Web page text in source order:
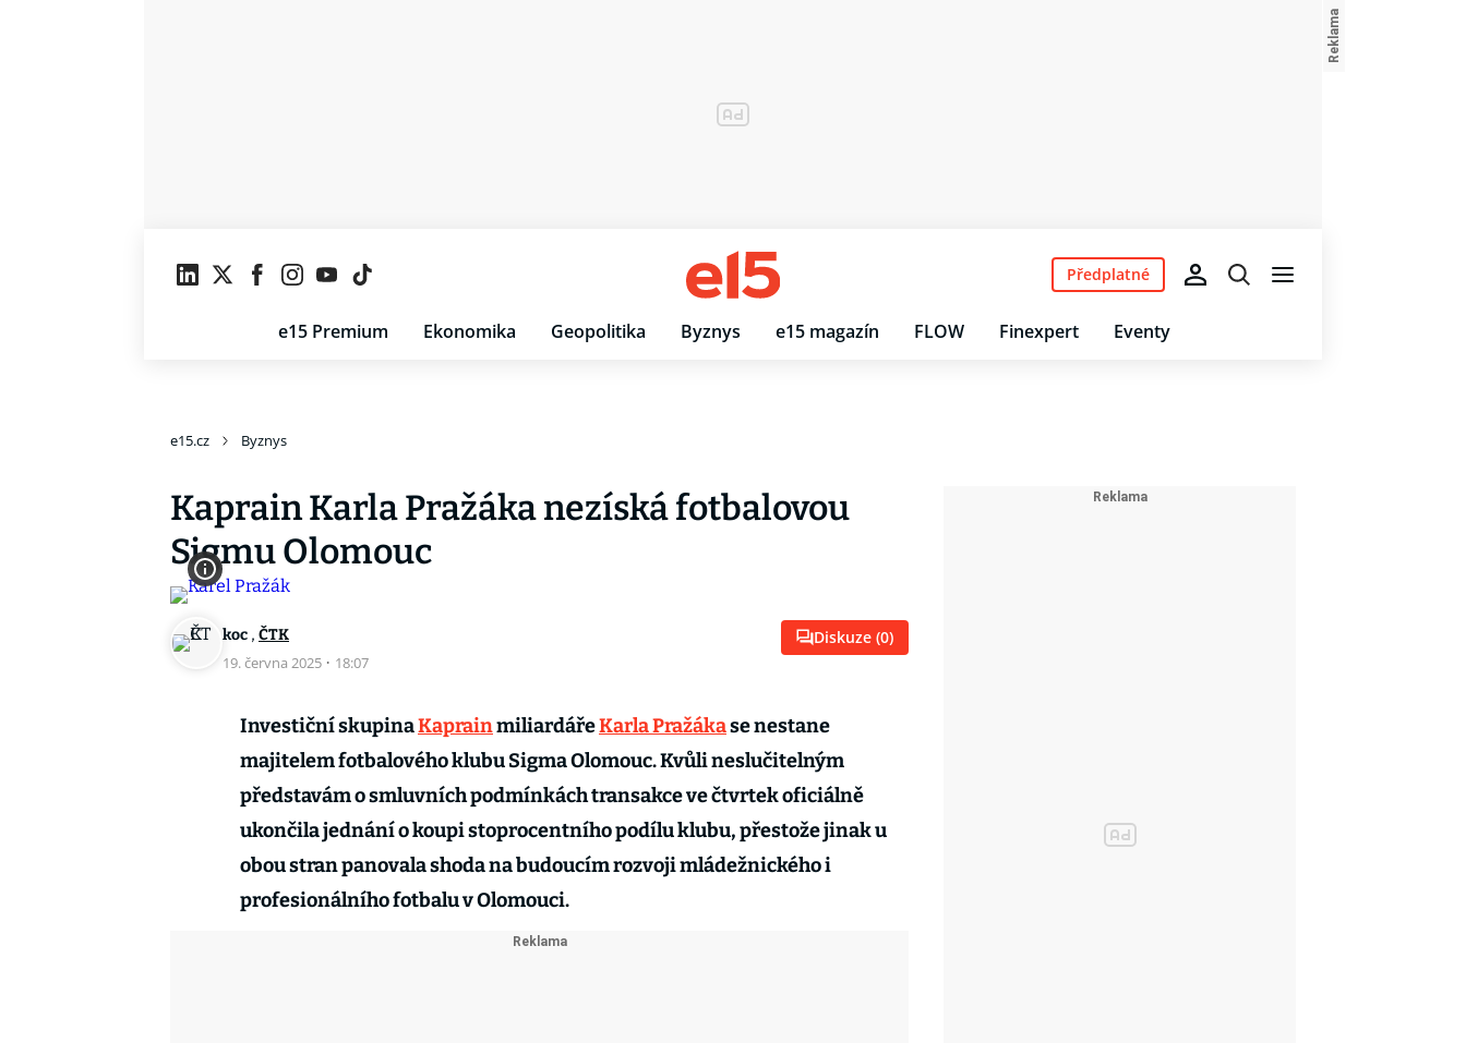
e15 Premium Ekonomika Geopolitika Byznys e15 magazín FLOW Finexpert Eventy
Předplatné
e15.cz Byznys
Kaprain Karla Pražáka nezíská fotbalovou
Sigmu Olomouc
koc , ČTK
19. června 2025 · 18:07
Diskuze (0)
Investiční skupinaKaprainmiliardářeKarla Pražákase nestane
majitelem fotbalového klubu Sigma Olomouc. Kvůli neslučitelným
představám o smluvních podmínkách transakce ve čtvrtek oficiálně
ukončila jednání o koupi stoprocentního podílu klubu, přestože jinak u
obou stran panovala shoda na budoucím rozvoji mládežnického i
profesionálního fotbalu v Olomouci.